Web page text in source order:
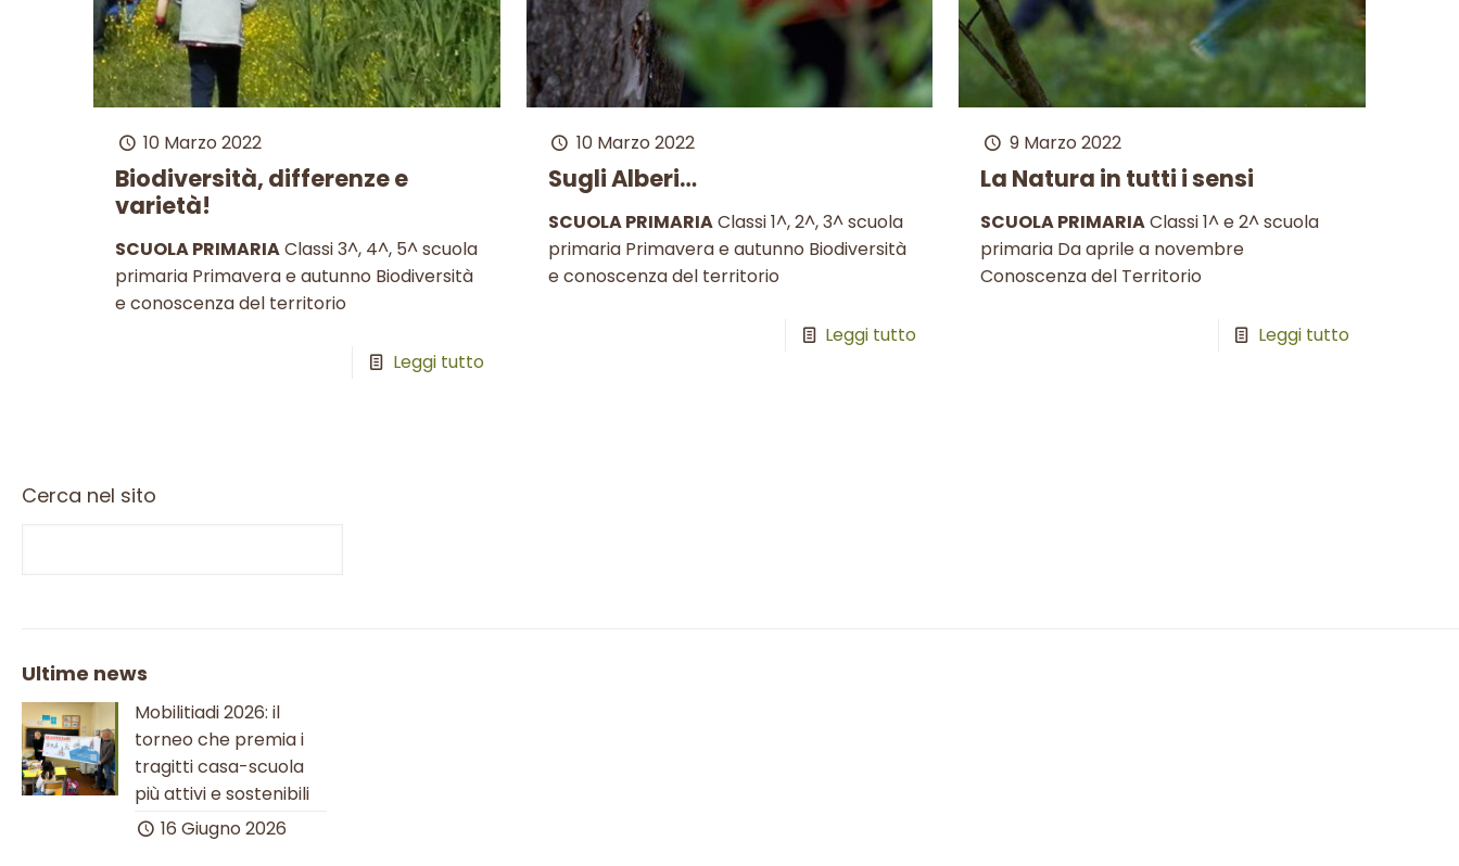
10 Marzo 2022
Biodiversità, differenze e
varietà!
SCUOLA PRIMARIAClassi 3^, 4^, 5^ scuola
primaria Primavera e autunno Biodiversità
e conoscenza del territorio
Leggi tutto
10 Marzo 2022
Sugli Alberi…
SCUOLA PRIMARIAClassi 1^, 2^, 3^ scuola
primaria Primavera e autunno Biodiversità
e conoscenza del territorio
Leggi tutto
9 Marzo 2022
La Natura in tutti i sensi
SCUOLA PRIMARIAClassi 1^ e 2^ scuola
primaria Da aprile a novembre
Conoscenza del Territorio
Leggi tutto
Cerca nel sito
Ultime news
Mobilitiadi 2026: il
torneo che premia i
tragitti casa-scuola
più attivi e sostenibili
16 Giugno 2026